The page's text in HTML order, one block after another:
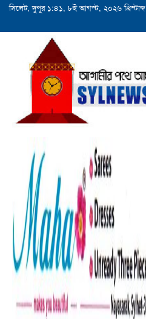
সিলেট, দুপুর ১:৪১, ৮ই আগস্ট, ২০২৬ খ্রিস্টাব্দ